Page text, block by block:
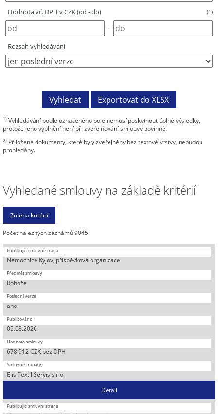
Hodnota vč. DPH v CZK (od - do) (1)
-
Rozsah vyhledávání
1) Vyhledávání podle označeného pole nemusí poskytnout úplné výsledky,
protože jeho vyplnění není při zveřejňování smlouvy povinné.
2) Přiložené dokumenty, které byly zveřejněny bez textové vrstvy, nebudou
prohledány.
Vyhledané smlouvy na základě kritérií
Počet nalezných záznámů 9045
Nemocnice Kyjov, příspěvková organizace
Rohože
ano
05.08.2026
678 912 CZK bez DPH
Elis Textil Servis s.r.o.
Detail